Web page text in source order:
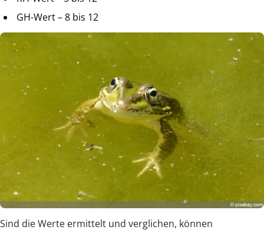
GH-Wert – 8 bis 12
Sind die Werte ermittelt und verglichen, können